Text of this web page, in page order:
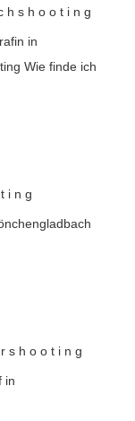
in
Wie finde ich
in